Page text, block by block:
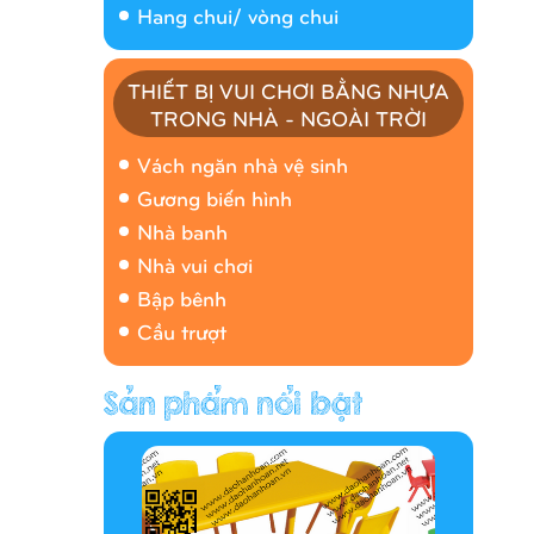
Hang chui/ vòng chui
THIẾT BỊ VUI CHƠI BẰNG NHỰA
TRONG NHÀ - NGOÀI TRỜI
Vách ngăn nhà vệ sinh
Gương biến hình
Nhà banh
Nhà vui chơi
Bập bênh
Cầu trượt
Nhà banh 9H5408
Hàng rào/nhà banh 9H5412